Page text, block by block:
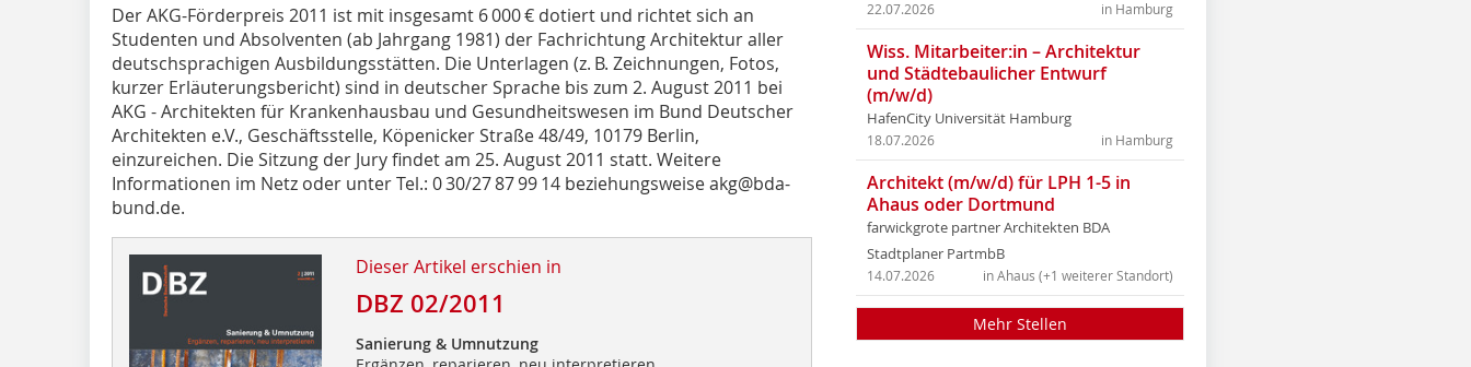
Der AKG-Förderpreis 2011 ist mit insgesamt 6 000 € dotiert und richtet sich an
Studenten und Absolventen (ab Jahrgang 1981) der Fachrichtung Architektur aller
deutschsprachigen Ausbildungsstätten. Die Unterlagen (z. B. Zeichnungen, Fotos,
kurzer Erläuterungsbericht) sind in deutscher Sprache bis zum 2. August 2011 bei
AKG - Architekten für Krankenhausbau und Gesundheitswesen im Bund Deutscher
Architekten e.V., Geschäftsstelle, Köpenicker Straße 48/49, 10179 Berlin,
einzureichen. Die Sitzung der Jury findet am 25. August 2011 statt. Weitere
Informationen im Netz oder unter Tel.: 0 30/27 87 99 14 beziehungsweise akg@bda-
bund.de.
Dieser Artikel erschien in
DBZ 02/2011
Sanierung & Umnutzung
in Hamburg
22.07.2026
Wiss. Mitarbeiter:in – Architektur
und Städtebaulicher Entwurf
(m/w/d)
HafenCity Universität Hamburg
in Hamburg
18.07.2026
Architekt (m/w/d) für LPH 1-5 in
Ahaus oder Dortmund
farwickgrote partner Architekten BDA
Stadtplaner PartmbB
in Ahaus (+1 weiterer Standort)
14.07.2026
Mehr Stellen